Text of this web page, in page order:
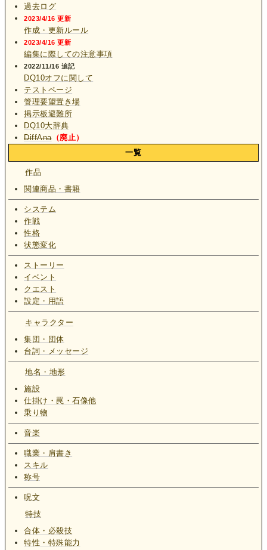
過去ログ
2023/4/16 更新
作成・更新ルール
2023/4/16 更新
編集に際しての注意事項
2022/11/16 追記
DQ10オフに関して
テストページ
管理要望置き場
掲示板避難所
DQ10大辞典
DiffAna（廃止）
一覧
作品
関連商品・書籍
システム
作戦
性格
状態変化
ストーリー
イベント
クエスト
設定・用語
キャラクター
集団・団体
台詞・メッセージ
地名・地形
施設
仕掛け・罠・石像他
乗り物
音楽
職業・肩書き
スキル
称号
呪文
特技
合体・必殺技
特性・特殊能力